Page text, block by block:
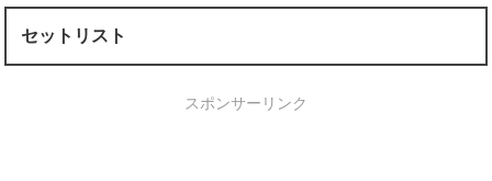
セットリスト
スポンサーリンク